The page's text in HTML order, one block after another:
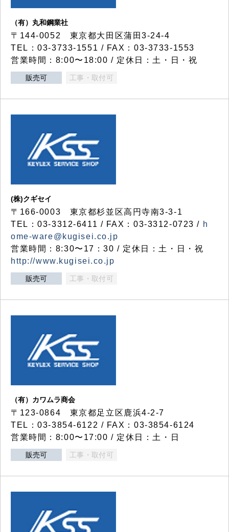
（有）丸和鋼業社
〒144-0052 東京都大田区蒲田3-24-4
TEL：03-3733-1551 / FAX：03-3733-1553
営業時間：8:00〜18:00 / 定休日：土・日・祝
販売可 工事・取付可
(株)クギセイ
〒166-0003 東京都杉並区高円寺南3-3-1
TEL：03-3312-6411 / FAX：03-3312-0723 / h
ome-ware@kugisei.co.jp
営業時間：8:30〜17：30 / 定休日：土・日・祝
http://www.kugisei.co.jp
販売可 工事・取付可
（有）カワムラ商会
〒123-0864 東京都足立区鹿浜4-2-7
TEL：03-3854-6122 / FAX：03-3854-6124
営業時間：8:00〜17:00 / 定休日：土・日
販売可 工事・取付可